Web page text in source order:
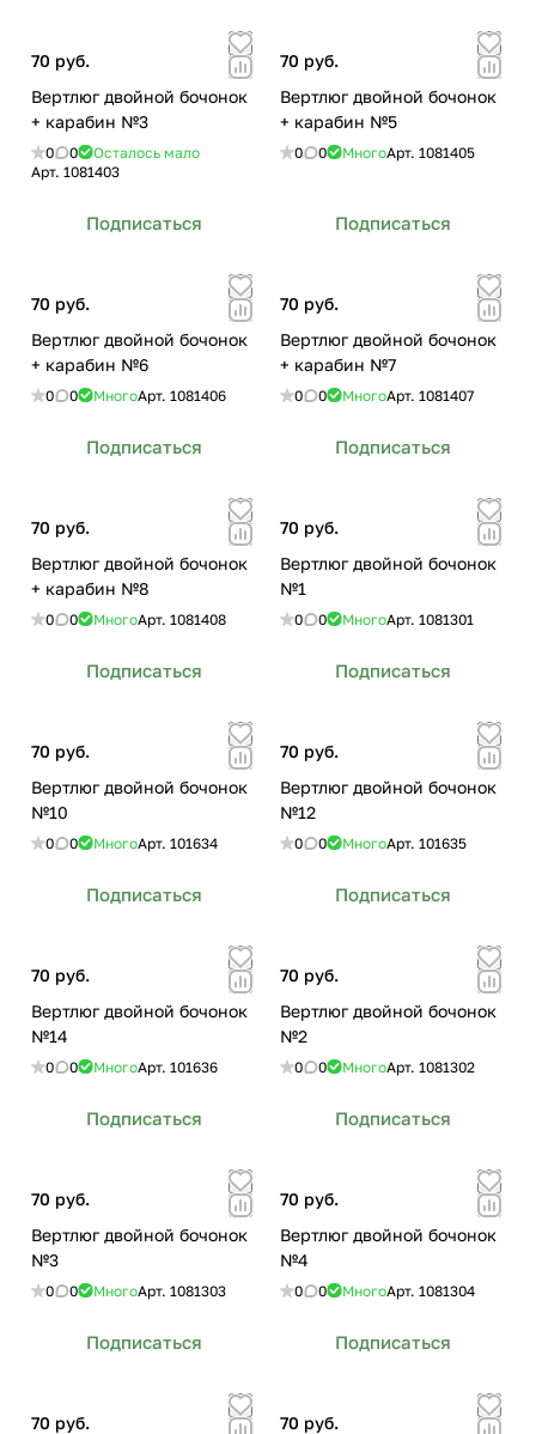
70 руб.
Вертлюг двойной бочонок
+ карабин №3
0 0
Осталось мало
Арт. 1081403
Подписаться
70 руб.
Вертлюг двойной бочонок
+ карабин №5
0 0 МногоАрт. 1081405
Подписаться
70 руб.
Вертлюг двойной бочонок
+ карабин №6
0 0 МногоАрт. 1081406
Подписаться
70 руб.
Вертлюг двойной бочонок
+ карабин №7
0 0 МногоАрт. 1081407
Подписаться
70 руб.
Вертлюг двойной бочонок
+ карабин №8
0 0 МногоАрт. 1081408
Подписаться
70 руб.
Вертлюг двойной бочонок
№1
0 0 МногоАрт. 1081301
Подписаться
70 руб.
Вертлюг двойной бочонок
№10
0 0 МногоАрт. 101634
Подписаться
70 руб.
Вертлюг двойной бочонок
№12
0 0 МногоАрт. 101635
Подписаться
70 руб.
Вертлюг двойной бочонок
№14
0 0 МногоАрт. 101636
Подписаться
70 руб.
Вертлюг двойной бочонок
№2
0 0 МногоАрт. 1081302
Подписаться
70 руб.
Вертлюг двойной бочонок
№3
0 0 МногоАрт. 1081303
Подписаться
70 руб.
Вертлюг двойной бочонок
№4
0 0 МногоАрт. 1081304
Подписаться
70 руб.
70 руб.